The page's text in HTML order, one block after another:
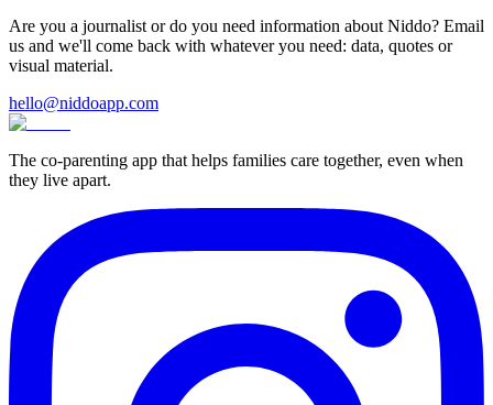
Are you a journalist or do you need information about Niddo? Email
us and we'll come back with whatever you need: data, quotes or
visual material.
hello@niddoapp.com
The co-parenting app that helps families care together, even when
they live apart.